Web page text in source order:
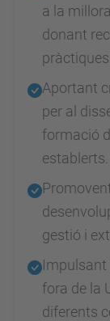
a la
donant
pràctiques.
Aportant
per al
formació
establerts.
gestió i
Impulsant
fora de la
diferents